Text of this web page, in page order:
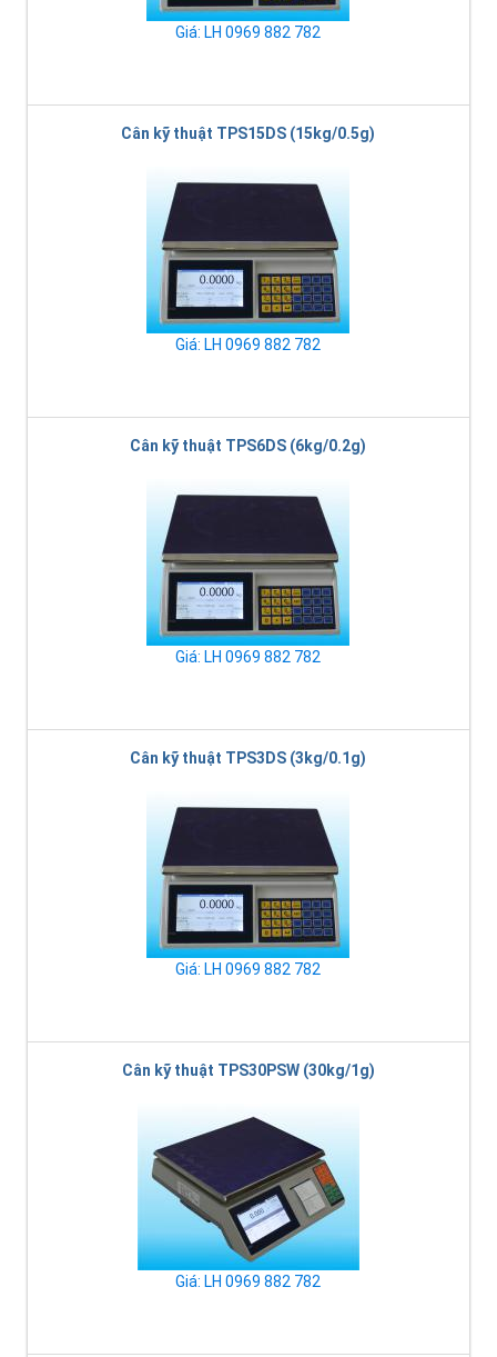
Giá: LH 0969 882 782
Cân kỹ thuật TPS15DS (15kg/0.5g)
Giá: LH 0969 882 782
Cân kỹ thuật TPS6DS (6kg/0.2g)
Giá: LH 0969 882 782
Cân kỹ thuật TPS3DS (3kg/0.1g)
Giá: LH 0969 882 782
Cân kỹ thuật TPS30PSW (30kg/1g)
Giá: LH 0969 882 782